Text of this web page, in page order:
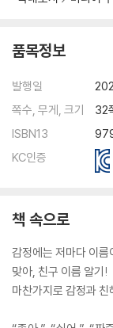
품목정보
발행일
쪽수, 무게, 크기
32
ISBN13
KC인증
책 속으로
감정에는 저마다 이름
맞아, 친구 이름 알기!
마찬가지로 감정과 친